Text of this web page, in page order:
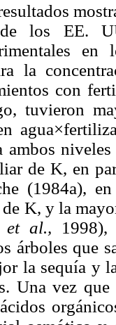
los EE.
en
la
con
tuvieron
ambos
de K, en
(1984a),
K, y la
et al., 1998),
árboles que
la sequía y
Una vez